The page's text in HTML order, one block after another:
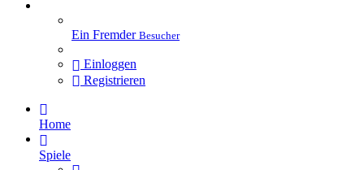
Ein Fremder Besucher
Einloggen
Registrieren
Home
Spiele